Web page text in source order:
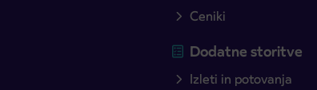
Ceniki
Dodatne storitve
Izleti in potovanja